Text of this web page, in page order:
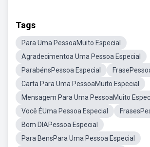
Tags
Para Uma PessoaMuito Especial
Agradecimentoa Uma Pessoa Especial
ParabénsPessoa Especial
Carta Para Uma PessoaMuito Especial
Mensagem Para Uma PessoaMuito
Você ÉUma Pessoa Especial
Bom DIAPessoa Especial
Para BensPara Uma Pessoa Especial